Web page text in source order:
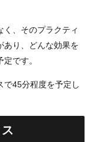
く、そのプラクティ
あり、どんな効果を
です。
で45分程度を予定し